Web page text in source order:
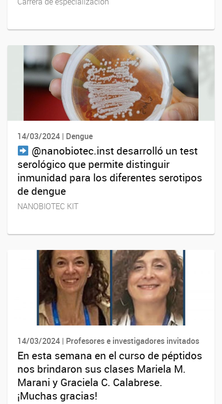
14/03/2024 | Dengue
@nanobiotec.inst desarrolló un test
serológico que permite distinguir
inmunidad para los diferentes serotipos
de dengue
NANOBIOTEC KIT
14/03/2024 | Profesores e investigadores invitados
En esta semana en el curso de péptidos
nos brindaron sus clases Mariela M.
Marani y Graciela C. Calabrese.
¡Muchas gracias!